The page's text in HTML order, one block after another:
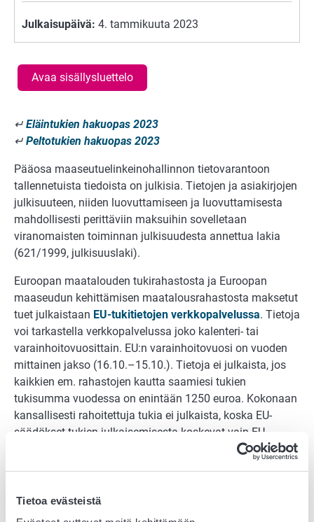
Tietoa evästeistä
Julkaisupäivä: 4. tammikuuta 2023
Avaa sisällysluettelo
↵ Eläintukien hakuopas 2023
↵ Peltotukien hakuopas 2023
Pääosa maaseutuelinkeinohallinnon tietovarantoon
tallennetuista tiedoista on julkisia. Tietojen ja asiakirjojen
julkisuuteen, niiden luovuttamiseen ja luovuttamisesta
mahdollisesti perittäviin maksuihin sovelletaan
viranomaisten toiminnan julkisuudesta annettua lakia
(621/1999, julkisuuslaki).
Euroopan maatalouden tukirahastosta ja Euroopan
maaseudun kehittämisen maatalousrahastosta maksetut
tuet julkaistaan EU-tukitietojen verkkopalvelussa. Tietoja
voi tarkastella verkkopalvelussa joko kalenteri- tai
varainhoitovuosittain. EU:n varainhoitovuosi on vuoden
mittainen jakso (16.10.–15.10.). Tietoja ei julkaista, jos
kaikkien em. rahastojen kautta saamiesi tukien
tukisumma vuodessa on enintään 1250 euroa. Kokonaan
kansallisesti rahoitettuja tukia ei julkaista, koska EU-
säädökset tukien julkaisemisesta koskevat vain EU-
rahastoista maksettuja tukia. Komission tavoitteena on
tukitiedot julkaistaan.